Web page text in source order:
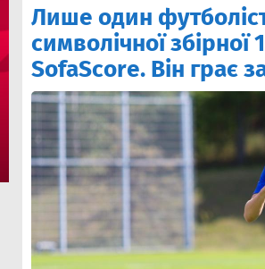
Лише один
символічної збірної
SofaScore. Він грає